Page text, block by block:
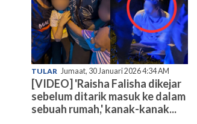
TULAR Jumaat, 30 Januari 2026 4:34 AM
[VIDEO] 'Raisha Falisha dikejar
sebelum ditarik masuk ke dalam
sebuah rumah,' kanak-kanak...